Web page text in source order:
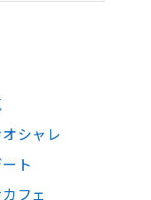
オシャレ
ト
カフェ